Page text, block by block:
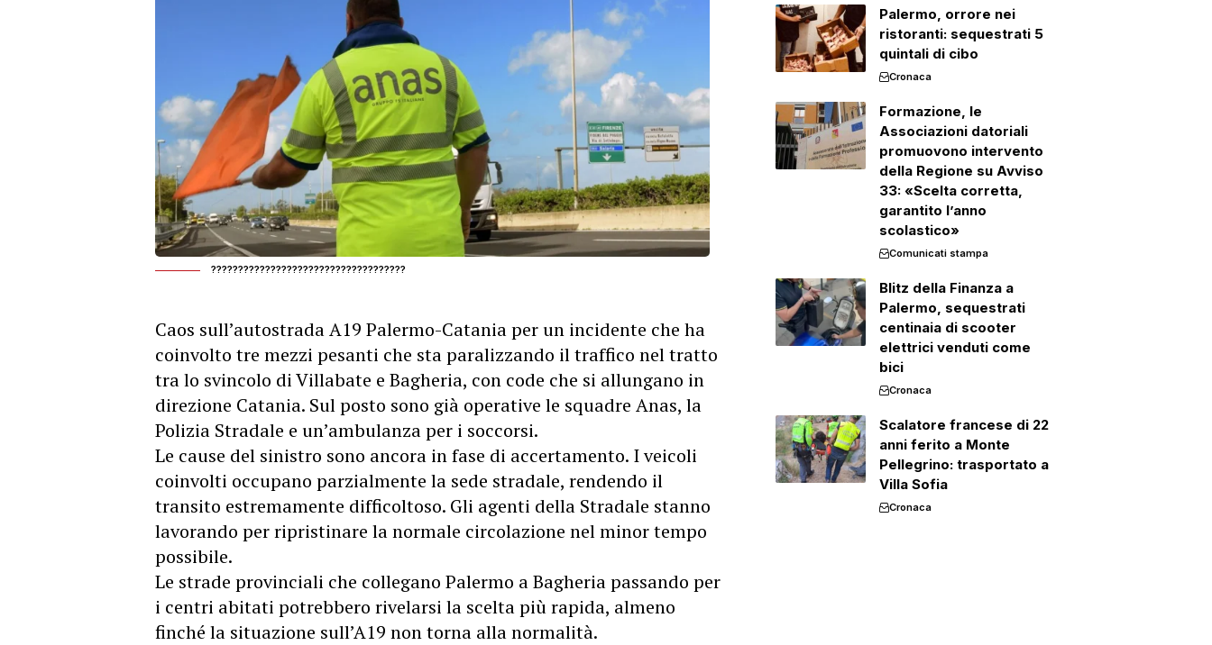
????????????????????????????????????
Caos sull’autostrada A19 Palermo-Catania per un incidente che ha
coinvolto tre mezzi pesanti che sta paralizzando il traffico nel tratto
tra lo svincolo di Villabate e Bagheria, con code che si allungano in
direzione Catania. Sul posto sono già operative le squadre Anas, la
Polizia Stradale e un’ambulanza per i soccorsi.
Le cause del sinistro sono ancora in fase di accertamento. I veicoli
coinvolti occupano parzialmente la sede stradale, rendendo il
transito estremamente difficoltoso. Gli agenti della Stradale stanno
lavorando per ripristinare la normale circolazione nel minor tempo
possibile.
Le strade provinciali che collegano Palermo a Bagheria passando per
i centri abitati potrebbero rivelarsi la scelta più rapida, almeno
finché la situazione sull’A19 non torna alla normalità.
Palermo, orrore nei
ristoranti: sequestrati 5
quintali di cibo
Cronaca
Formazione, le
Associazioni datoriali
promuovono intervento
della Regione su Avviso
33: «Scelta corretta,
garantito l’anno
scolastico»
Comunicati stampa
Blitz della Finanza a
Palermo, sequestrati
centinaia di scooter
elettrici venduti come
bici
Cronaca
Scalatore francese di 22
anni ferito a Monte
Pellegrino: trasportato a
Villa Sofia
Cronaca